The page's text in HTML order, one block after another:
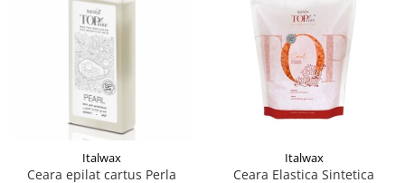
Italwax
Ceara epilat cartus Perla
Italwax
Ceara Elastica Sintetica